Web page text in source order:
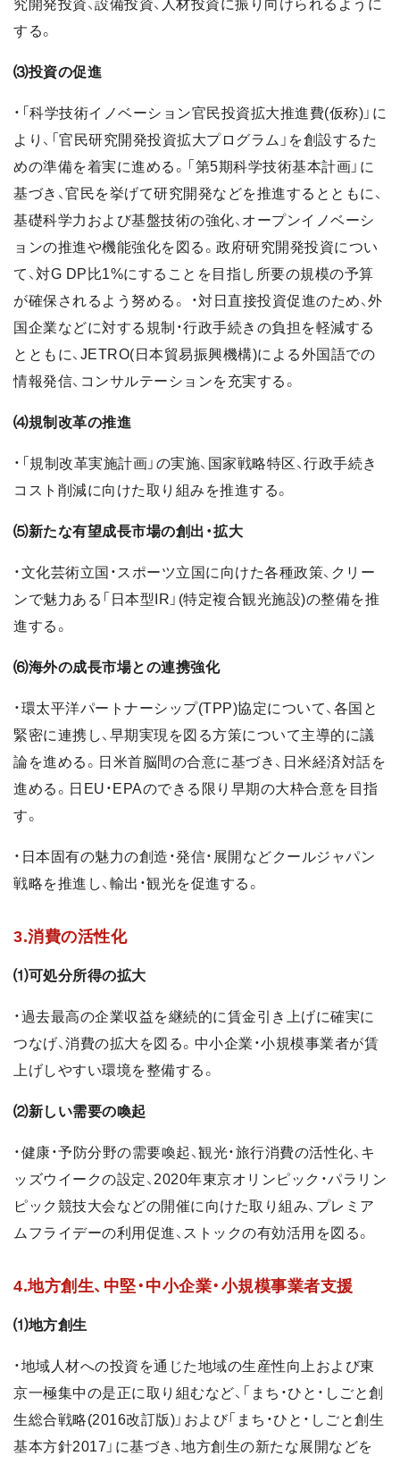
究開発投資、設備投資、人材投資に振り向けられるように
する。
⑶投資の促進
・「科学技術イノベーション官民投資拡大推進費(仮称)」に
より、「官民研究開発投資拡大プログラム」を創設するた
めの準備を着実に進める。「第5期科学技術基本計画」に
基づき、官民を挙げて研究開発などを推進するとともに、
基礎科学力および基盤技術の強化、オープンイノベーシ
ョンの推進や機能強化を図る。政府研究開発投資につい
て、対G DP比1%にすることを目指し所要の規模の予算
が確保されるよう努める。 ・対日直接投資促進のため、外
国企業などに対する規制・行政手続きの負担を軽減する
とともに、JETRO(日本貿易振興機構)による外国語での
情報発信、コンサルテーションを充実する。
⑷規制改革の推進
・「規制改革実施計画」の実施、国家戦略特区、行政手続き
コスト削減に向けた取り組みを推進する。
⑸新たな有望成長市場の創出・拡大
・文化芸術立国・スポーツ立国に向けた各種政策、クリー
ンで魅力ある「日本型IR」(特定複合観光施設)の整備を推
進する。
⑹海外の成長市場との連携強化
・環太平洋パートナーシップ(TPP)協定について、各国と
緊密に連携し、早期実現を図る方策について主導的に議
論を進める。日米首脳間の合意に基づき、日米経済対話を
進める。日EU・EPAのできる限り早期の大枠合意を目指
す。
・日本固有の魅力の創造・発信・展開などクールジャパン
戦略を推進し、輸出・観光を促進する。
3.消費の活性化
⑴可処分所得の拡大
・過去最高の企業収益を継続的に賃金引き上げに確実に
つなげ、消費の拡大を図る。中小企業・小規模事業者が賃
上げしやすい環境を整備する。
⑵新しい需要の喚起
・健康・予防分野の需要喚起、観光・旅行消費の活性化、キ
ッズウイークの設定、2020年東京オリンピック・パラリン
ピック競技大会などの開催に向けた取り組み、プレミア
ムフライデーの利用促進、ストックの有効活用を図る。
4.地方創生、中堅・中小企業・小規模事業者支援
⑴地方創生
・地域人材への投資を通じた地域の生産性向上および東
京一極集中の是正に取り組むなど、「まち・ひと・しごと創
生総合戦略(2016改訂版)」および「まち・ひと・しごと創生
基本方針2017」に基づき、地方創生の新たな展開などを